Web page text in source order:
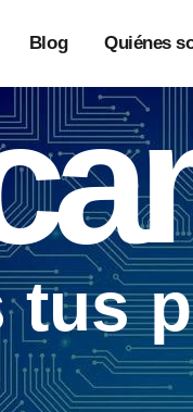
Blog Quiénes
tus